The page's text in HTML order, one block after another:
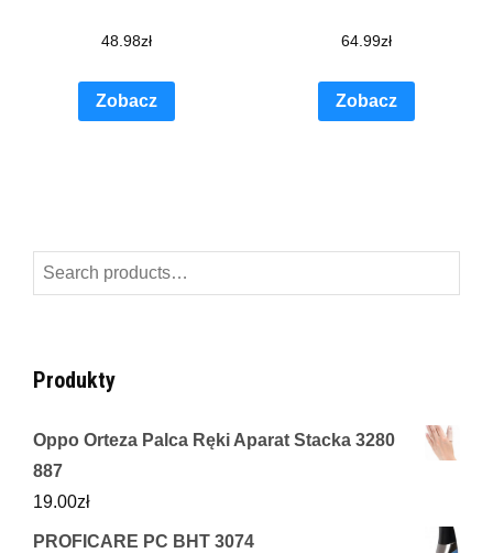
48.98zł
Zobacz
64.99zł
Zobacz
Search
for:
Produkty
Oppo Orteza Palca Ręki Aparat Stacka 3280
887
19.00zł
PROFICARE PC BHT 3074